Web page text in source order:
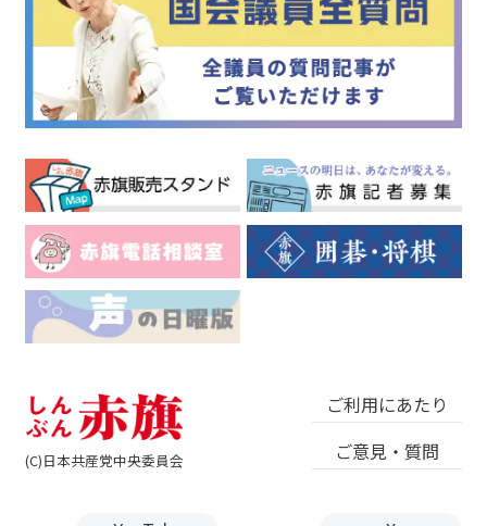
(C)日本共産党中央委員会
ご利用にあたり
ご意見・質問